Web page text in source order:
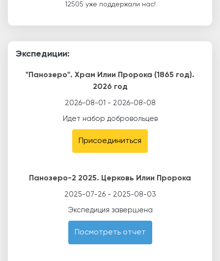
12505 уже поддержали нас!
Экспедиции:
"Панозеро". Храм Илии Пророка (1865 год).
2026 год
2026-08-01 - 2026-08-08
Идет набор добровольцев
Присоединиться
Панозеро-2 2025. Церковь Илии Пророка
2025-07-26- 2025-08-03
Экспедиция завершена
Посмотреть отчет